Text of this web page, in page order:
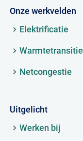
Onze werkvelden
Elektrificatie
Warmtetransitie
Netcongestie
Uitgelicht
Werken bij